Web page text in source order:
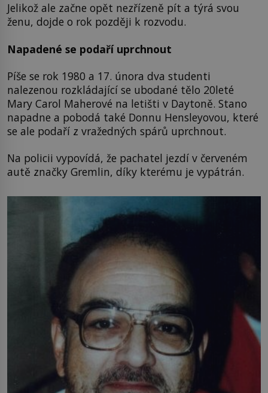
Jelikož ale začne opět nezřízeně pít a týrá svou
ženu, dojde o rok později k rozvodu.
Napadené se podaří uprchnout
Píše se rok 1980 a 17. února dva studenti
nalezenou rozkládající se ubodané tělo 20leté
Mary Carol Maherové na letišti v Daytoně. Stano
napadne a pobodá také Donnu Hensleyovou, které
se ale podaří z vražedných spárů uprchnout.
Na policii vypovídá, že pachatel jezdí v červeném
autě značky Gremlin, díky kterému je vypátrán.